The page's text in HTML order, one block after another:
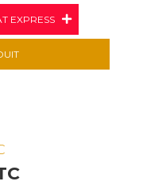
EXPRESS